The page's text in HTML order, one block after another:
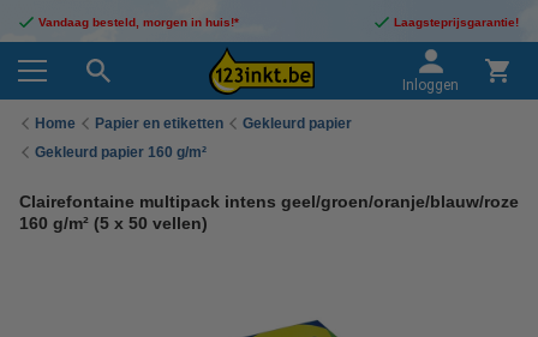
Vandaag besteld, morgen in huis!* Laagsteprijsgarantie!
Inloggen
Home Papier en etiketten
Gekleurd papier
Gekleurd papier 160 g/m²
Clairefontaine multipack intens geel/groen/oranje/blauw/roze
160 g/m² (5 x 50 vellen)